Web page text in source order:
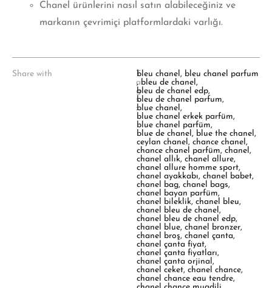
Chanel ürünlerini nasıl satın alabileceğiniz ve
markanın çevrimiçi platformlardaki varlığı.
Share with
T
a
g
s
:
bleu chanel, bleu chanel parfum
,bleu de chanel,
bleu de chanel edp,
bleu de chanel parfum,
blue chanel,
blue chanel erkek parfüm,
blue chanel parfüm,
blue de chanel, blue the chanel,
ceylan chanel, chance chanel,
chance chanel parfüm, chanel,
chanel allık, chanel allure,
chanel allure homme sport,
chanel ayakkabı, chanel babet,
chanel bag, chanel bags,
chanel bayan parfüm,
chanel bileklik, chanel bleu,
chanel bleu de chanel,
chanel bleu de chanel edp,
chanel blue, chanel bronzer,
chanel broş, chanel çanta,
chanel çanta fiyat,
chanel çanta fiyatları,
chanel çanta orjinal,
chanel ceket, chanel chance,
chanel chance eau tendre,